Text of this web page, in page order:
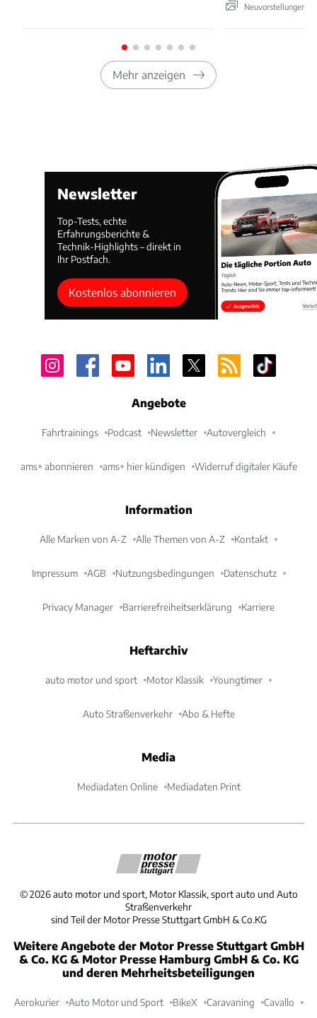
Neuvorstellungen &
Mehr anzeigen
Newsletter
Top-Tests, echte
Erfahrungsberichte &
Technik-Highlights – direkt in
Ihr Postfach.
Kostenlos abonnieren
Angebote
Fahrtrainings Podcast Newsletter Autovergleich
ams+ abonnieren ams+ hier kündigen Widerruf digitaler Käufe
Information
Alle Marken von A-Z Alle Themen von A-Z Kontakt
Impressum AGB Nutzungsbedingungen Datenschutz
Privacy Manager Barrierefreiheitserklärung Karriere
Heftarchiv
auto motor und sport Motor Klassik Youngtimer
Auto Straßenverkehr Abo & Hefte
Media
Mediadaten Online Mediadaten Print
©2026 auto motor und sport, Motor Klassik, sport auto und Auto
Straßenverkehr
sind Teil der Motor Presse Stuttgart GmbH & Co.KG
Weitere Angebote der Motor Presse Stuttgart GmbH
& Co. KG & Motor Presse Hamburg GmbH & Co. KG
und deren Mehrheitsbeteiligungen
Aerokurier Auto Motor und Sport BikeX Caravaning Cavallo